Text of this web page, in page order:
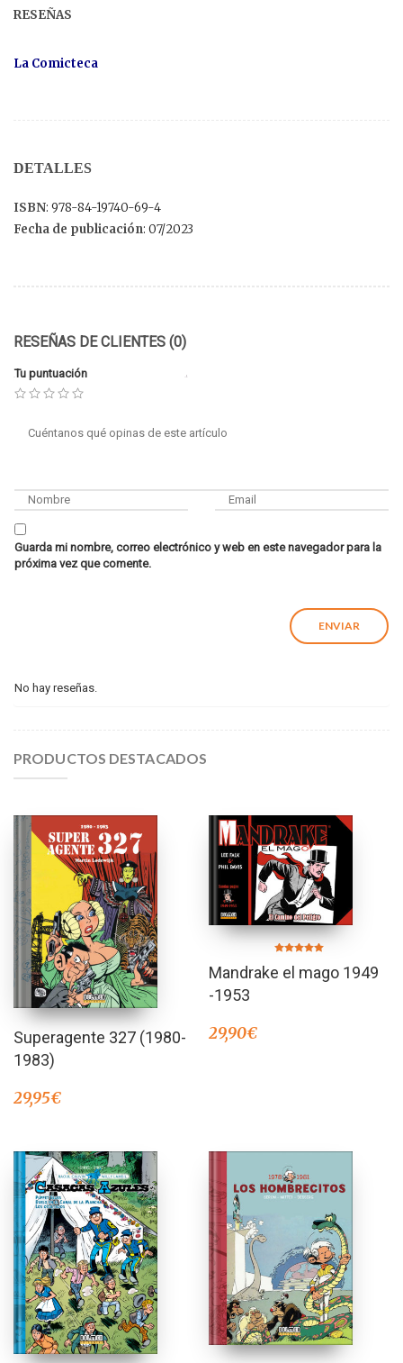
RESEÑAS
La Comicteca
DETALLES
ISBN: 978-84-19740-69-4
Fecha de publicación: 07/2023
RESEÑAS DE CLIENTES (0)
Tu puntuación
Guarda mi nombre, correo electrónico y web en este navegador para la
próxima vez que comente.
No hay reseñas.
PRODUCTOS DESTACADOS
Superagente 327 (1980-
1983)
29,95€
5.00
de 5
Mandrake el mago 1949
-1953
29,90€